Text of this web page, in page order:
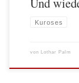
Kuroses
von Lothar Palm